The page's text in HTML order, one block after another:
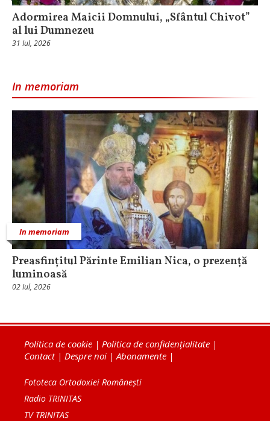
Adormirea Maicii Domnului, „Sfântul Chivot”
al lui Dumnezeu
31 Iul, 2026
In memoriam
In memoriam
Preasfințitul Părinte Emilian Nica, o prezență
luminoasă
02 Iul, 2026
Politica de cookie | Politica de confidențialitate |
Contact| Despre noi | Abonamente |
Fototeca Ortodoxiei Românești
Radio TRINITAS
TV TRINITAS